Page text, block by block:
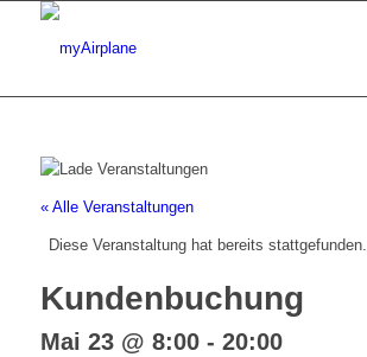
« Alle Veranstaltungen
Diese Veranstaltung hat bereits stattgefunden.
Kundenbuchung
Mai 23 @ 8:00- 20:00